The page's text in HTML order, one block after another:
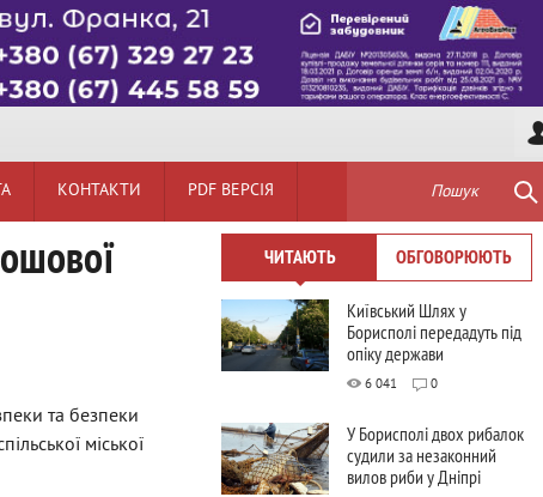
КОНТАКТИ PDF ВЕРСІЯ Пошук
та безпеки
міської
ЧИТАЮТЬ ОБГОВОРЮЮТЬ
Київський Шлях у
Борисполі передадуть під
опіку держави
6 041 0
У Борисполі двох рибалок
судили за незаконний
вилов риби у Дніпрі